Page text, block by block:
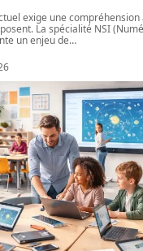
exige une
La spécialité NSI
un enjeu de…